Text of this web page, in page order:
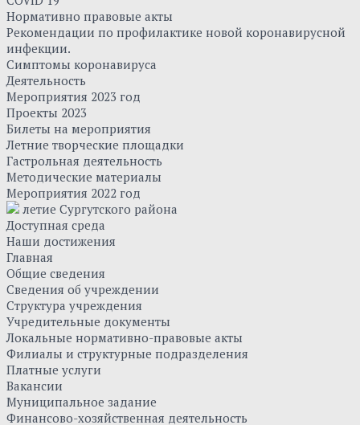
Нормативно правовые акты
Рекомендации по профилактике новой коронавирусной
инфекции.
Симптомы коронавируса
Деятельность
Мероприятия 2023 год
Проекты 2023
Билеты на мероприятия
Летние творческие площадки
Гастрольная деятельность
Методические материалы
Мероприятия 2022 год
летие Сургутского района
Доступная среда
Наши достижения
Главная
Общие сведения
Сведения об учреждении
Структура учреждения
Учредительные документы
Локальные нормативно-правовые акты
Филиалы и структурные подразделения
Платные услуги
Вакансии
Муниципальное задание
Финансово-хозяйственная деятельность